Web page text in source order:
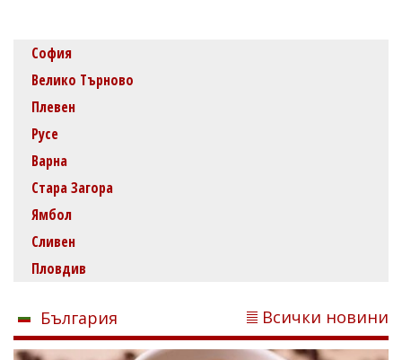
София
Велико Търново
Плевен
Русе
Варна
Стара Загора
Ямбол
Сливен
Пловдив
България Всички новини